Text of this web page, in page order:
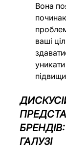
Вона
ваші
ГАЛУЗІ